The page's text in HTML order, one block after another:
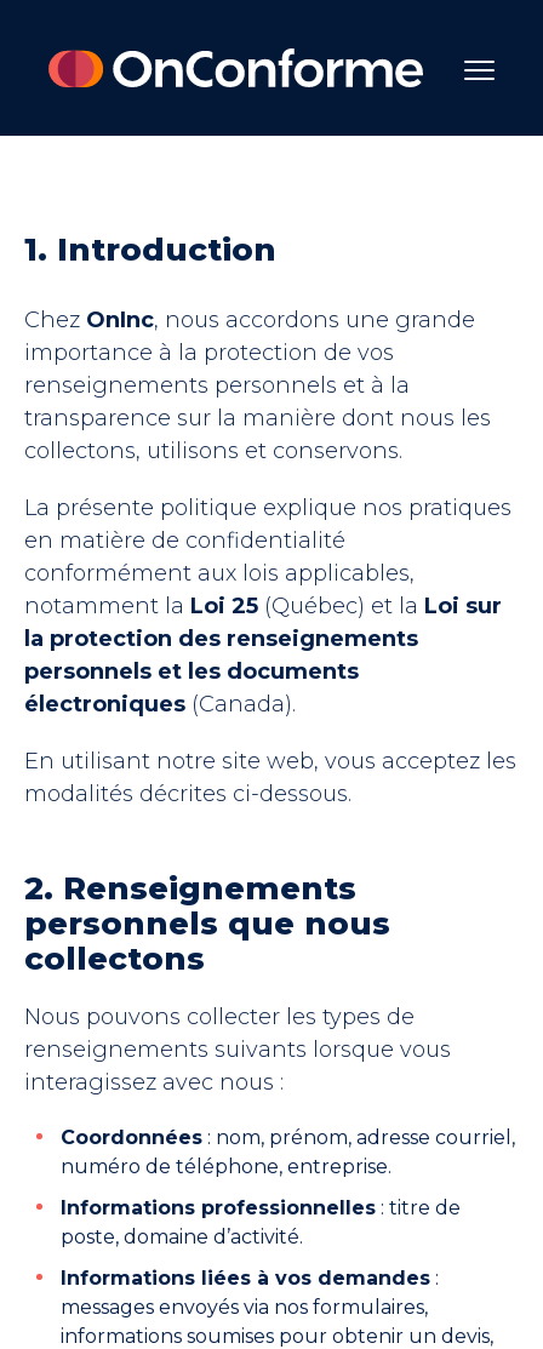
1. Introduction
Chez OnInc, nous accordons une grande
importance à la protection de vos
renseignements personnels et à la
transparence sur la manière dont nous les
collectons, utilisons et conservons.
La présente politique explique nos pratiques
en matière de confidentialité
conformément aux lois applicables,
notamment la Loi 25 (Québec) et la Loi sur
la protection des renseignements
personnels et les documents
électroniques (Canada).
En utilisant notre site web, vous acceptez les
modalités décrites ci-dessous.
2. Renseignements
personnels que nous
collectons
Nous pouvons collecter les types de
renseignements suivants lorsque vous
interagissez avec nous :
Coordonnées : nom, prénom, adresse courriel,
numéro de téléphone, entreprise.
Informations professionnelles : titre de
poste, domaine d’activité.
Informations liées à vos demandes :
messages envoyés via nos formulaires,
informations soumises pour obtenir un devis,